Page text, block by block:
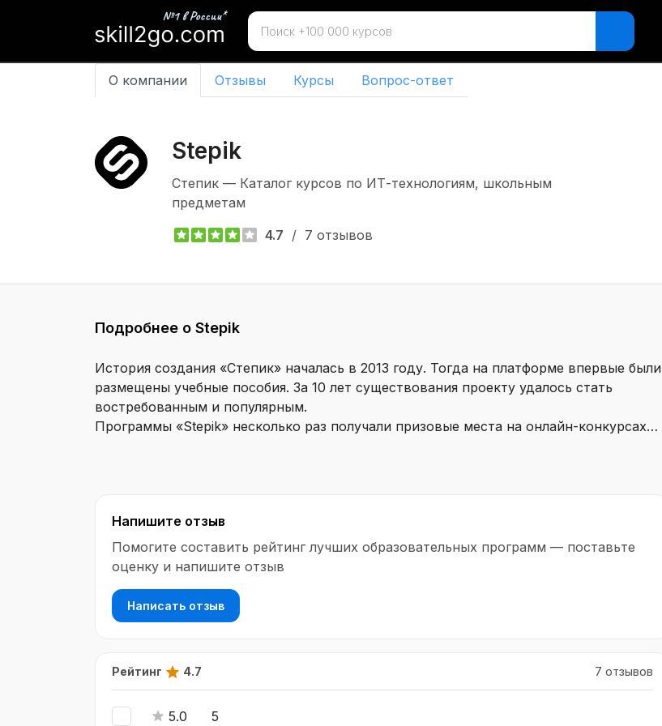
О компании Отзывы Курсы Вопрос-ответ
Stepik
Степик — Каталог курсов по ИТ-технологиям, школьным
предметам
4.7 / 7 отзывов
Подробнее о Stepik
История создания «Степик» началась в 2013 году. Тогда на платформе впервые были
размещены учебные пособия. За 10 лет существования проекту удалось стать
востребованным и популярным.
Программы «Stepik» несколько раз получали призовые места на онлайн-конкурсах
биологию, биоинформатику, инженерные науки.
«Stepik» создает среду единомышленников, где учащиеся могут коммуницировать,
участвовать в различных мероприятиях, конкурсах и акциях и получать приглашения
другие конкурсы.
Процесс обучения на «Stepik» осуществляется через интерактивные уроки,
приложения с возможностью сохранения результатов и с просмотром записей
Одним из преимуществ онлайн-школы является ее многофункциональность и
Напишите отзыв
Помогите составить рейтинг лучших образовательных программ — поставьте
оценку и напишите отзыв
Написать отзыв
Рейтинг 4.7 7 отзывов
5.0 5